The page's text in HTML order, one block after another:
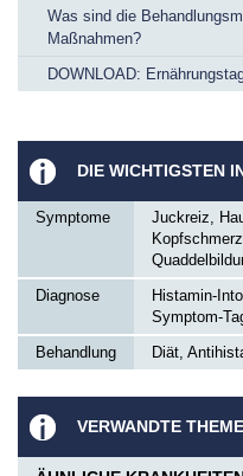
Was sind die
Maßnahmen?
DOWNLOAD:
DIE WICHTIGSTEN
Symptome
Juckreiz,
Diagnose
Histamin-
Symptom-
Behandlung
Diät,
VERWANDTE